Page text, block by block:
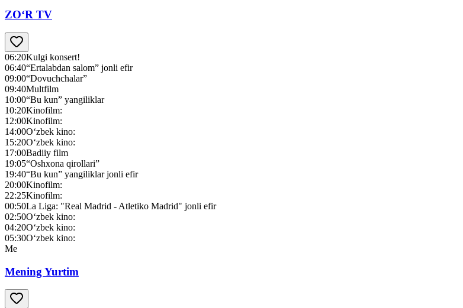
ZO‘R TV
06:20Kulgi konsert!
06:40“Ertalabdan salom” jonli efir
09:00“Dovuchchalar”
09:40Multfilm
10:00“Bu kun” yangiliklar
10:20Kinofilm:
12:00Kinofilm:
14:00O‘zbek kino:
15:20O‘zbek kino:
17:00Badiiy film
19:05“Oshxona qirollari”
19:40“Bu kun” yangiliklar jonli efir
20:00Kinofilm:
22:25Kinofilm:
00:50La Liga: "Real Madrid - Atletiko Madrid" jonli efir
02:50O‘zbek kino:
04:20O‘zbek kino:
05:30O‘zbek kino:
Me
Mening Yurtim